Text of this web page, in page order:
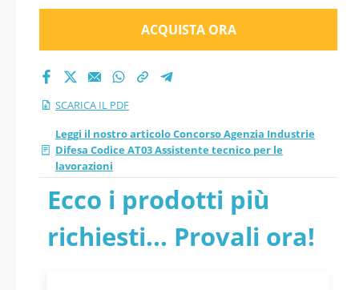
ACQUISTA ORA
SCARICA IL PDF
Leggi il nostro articolo Concorso Agenzia Industrie
Difesa Codice AT03 Assistente tecnico per le
lavorazioni
Ecco i prodotti più
richiesti... Provali ora!